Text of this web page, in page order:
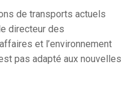
de transports actuels
directeur des
et l’environnement
pas adapté aux nouvelles